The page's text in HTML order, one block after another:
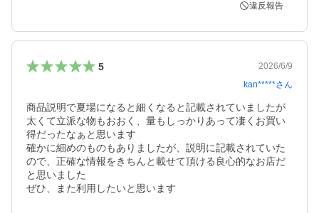
違反報告
5
2026/6/9
kan*****さん
商品説明で夏場になると細くなると記載されていましたが
太くて立派な物もおおく、量もしっかりあって凄くお買い
得だったなぁと思います
確かに細めのものもありましたが、説明に記載されていた
ので、正確な情報をきちんと載せて頂ける良心的なお店だ
と思いました
ぜひ、また利用したいと思います